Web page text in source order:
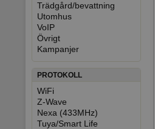
Trädgård/bevattning
Utomhus
VoIP
Övrigt
Kampanjer
PROTOKOLL
WiFi
Z-Wave
Nexa (433MHz)
Tuya/Smart Life